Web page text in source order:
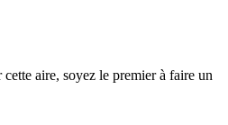
aire, soyez le premier à faire un